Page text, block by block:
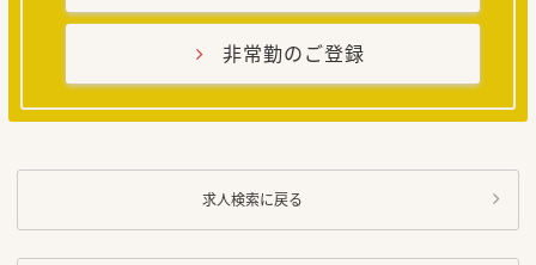
非常勤のご登録
求人検索に戻る